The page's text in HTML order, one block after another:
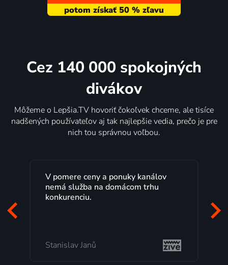
Cez 140 000 spokojných
divákov
Môžeme o Lepšia.TV hovoriť čokoľvek chceme, ale tisíce
nadšených používateľov aj tak najlepšie vedia, prečo je pre
nich tou správnou voľbou.
V pomere ceny a ponuky kanálov
nemá služba na domácom trhu
konkurenciu.
Stanislav Janů